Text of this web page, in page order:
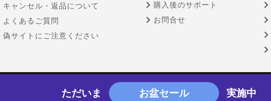
キャンセル・返品について
よくあるご質問
偽サイトにご注意ください
購入後のサポート
お問合せ
サイトポリシー
ただいま お盆セール 実施中